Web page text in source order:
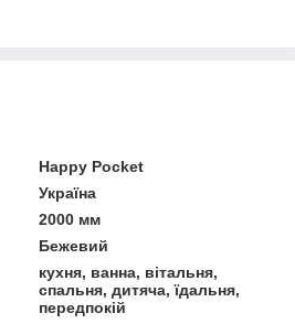
Happy Pocket
Україна
2000 мм
Бежевий
кухня, ванна, вітальня,
спальня, дитяча, їдальня,
передпокій